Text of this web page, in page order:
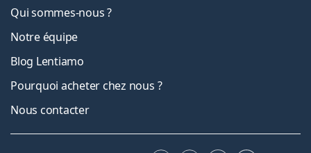
Qui sommes-nous ?
Notre équipe
Blog Lentiamo
Pourquoi acheter chez nous ?
Nous contacter